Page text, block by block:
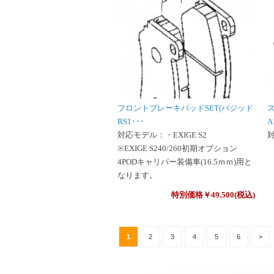
フロントブレーキパッドSET(パジッド
RS1･･･
対応モデル：・EXIGE S2
※EXIGE S240/260初期オプション
4PODキャリパー装備車(16.5ｍｍ)用と
なります。
特別価格￥49.500(税込)
1 2 3 4 5 6 >